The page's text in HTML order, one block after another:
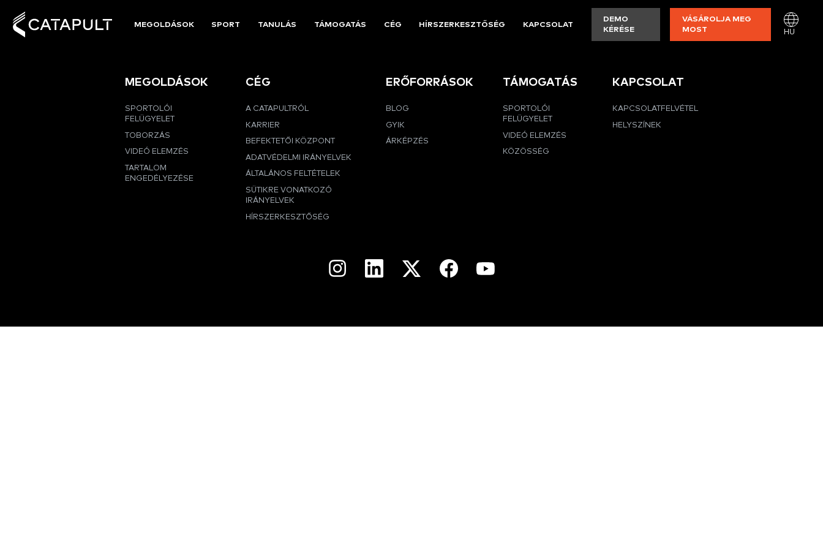
MEGOLDÁSOK SPORT TANULÁS TÁMOGATÁS CÉG HÍRSZERKESZTŐSÉG KAPCSOLAT
DEMO
KÉRÉSE
VÁSÁROLJA MEG
MOST
HU
MEGOLDÁSOK
SPORTOLÓI
FELÜGYELET
TOBORZÁS
VIDEÓ ELEMZÉS
TARTALOM
ENGEDÉLYEZÉSE
CÉG
A CATAPULTRÓL
KARRIER
BEFEKTETŐI KÖZPONT
ADATVÉDELMI IRÁNYELVEK
ÁLTALÁNOS FELTÉTELEK
SÜTIKRE VONATKOZÓ
IRÁNYELVEK
HÍRSZERKESZTŐSÉG
ERŐFORRÁSOK
BLOG
GYIK
ÁRKÉPZÉS
TÁMOGATÁS
SPORTOLÓI
FELÜGYELET
VIDEÓ ELEMZÉS
KÖZÖSSÉG
KAPCSOLAT
KAPCSOLATFELVÉTEL
HELYSZÍNEK